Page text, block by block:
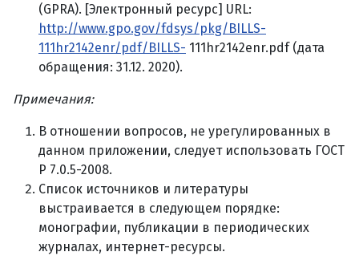
(GPRA). [Электронный ресурс] URL:
http://www.gpo.gov/fdsys/pkg/BILLS-
111hr2142enr/pdf/BILLS- 111hr2142enr.pdf (дата
обращения: 31.12. 2020).
Примечания:
В отношении вопросов, не урегулированных в
данном приложении, следует использовать ГОСТ
Р 7.0.5-2008.
Список источников и литературы
выстраивается в следующем порядке:
монографии, публикации в периодических
журналах, интернет-ресурсы.